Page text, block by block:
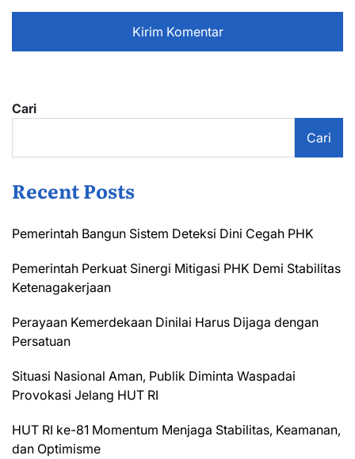
Cari
Cari
Recent Posts
Pemerintah Bangun Sistem Deteksi Dini Cegah PHK
Pemerintah Perkuat Sinergi Mitigasi PHK Demi Stabilitas
Ketenagakerjaan
Perayaan Kemerdekaan Dinilai Harus Dijaga dengan
Persatuan
Situasi Nasional Aman, Publik Diminta Waspadai
Provokasi Jelang HUT RI
HUT RI ke-81 Momentum Menjaga Stabilitas, Keamanan,
dan Optimisme